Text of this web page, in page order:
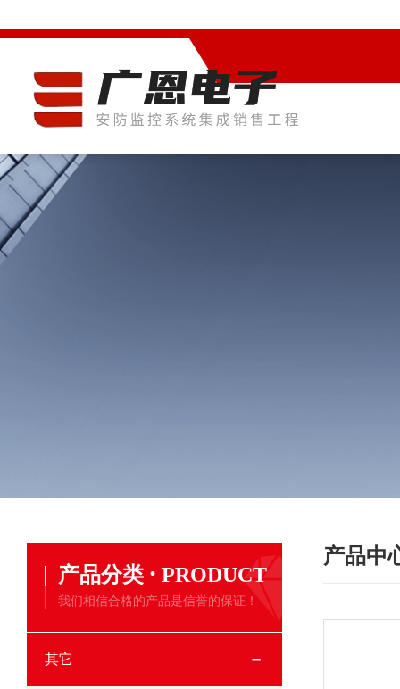
产品分类 · PRODUCT
我们相信合格的产品是信誉的保证！
其它
产品中